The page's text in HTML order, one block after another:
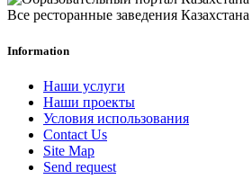
Все ресторанные заведения Казахстана
Information
Наши услуги
Наши проекты
Условия использования
Contact Us
Site Map
Send request